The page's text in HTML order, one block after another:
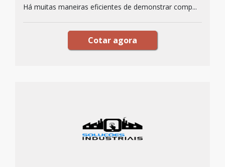
Há muitas maneiras eficientes de demonstrar comp...
Cotar agora